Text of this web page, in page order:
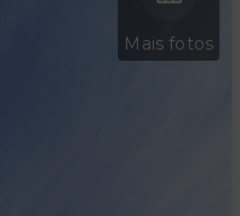
Mais fotos